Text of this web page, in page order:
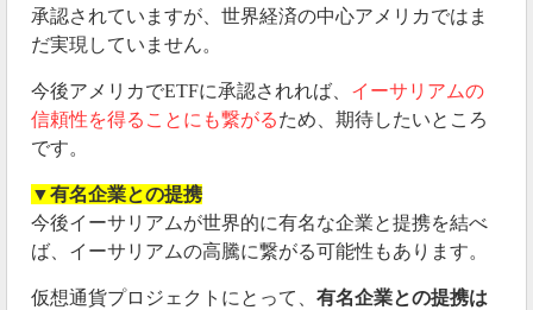
承認されていますが、世界経済の中心アメリカではま
だ実現していません。
今後アメリカでETFに承認されれば、 イーサリアムの
信頼性を得ることにも繋がるため、期待したいところ
です。
▼有名企業との提携
今後イーサリアムが世界的に有名な企業と提携を結べ
ば、イーサリアムの高騰に繋がる可能性もあります。
仮想通貨プロジェクトにとって、 有名企業との提携は